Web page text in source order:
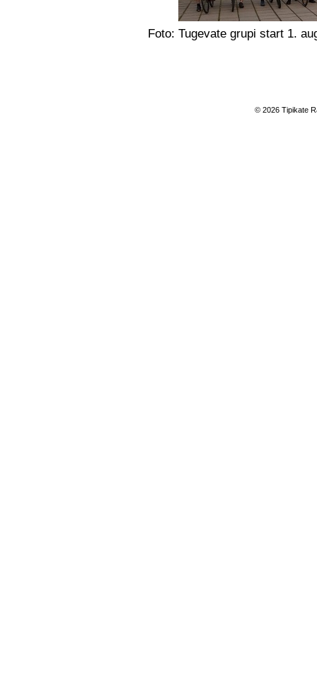
Foto: Tugevate grupi start 1.
© 2026 Tipikate